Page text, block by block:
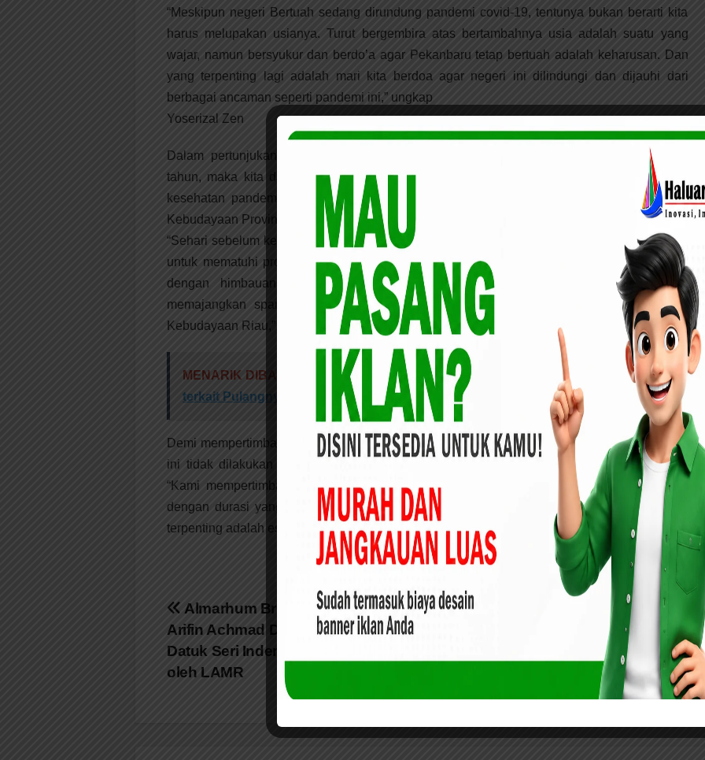
“Meskipun negeri Bertuah sedang dirundung pandemi covid-19, tentunya bukan berarti kita
harus melupakan usianya. Turut bergembira atas bertambahnya usia adalah suatu yang
wajar, namun bersyukur dan berdo’a agar Pekanbaru tetap bertuah adalah keharusan. Dan
yang terpenting lagi adalah mari kita berdoa agar negeri ini dilindungi dan dijauhi dari
berbagai ancaman seperti pandemi ini,” ungkap
Yoserizal Zen
Dalam pertunjukan kesenian dalam rangka memeriahkan HUT Kota Pekanbaru ke-236
tahun, maka kita dari Dinas Kebudayaan Provinsi Riau tentunya tetap mengikuti protokol
kesehatan pandemi Covid-19. Dan para peserta yang merupakan keluarga besar Dinas
Kebudayaan Provinsi Riau ditegaskan untuk menggunakan masker dan menjaga jarak.
“Sehari sebelum kegiatan ini dilaksanakan kami sudah menegaskan kepada keluarga besar
untuk mematuhi protokol kesehatan di masa pandemi Covid-19. Aksi ini juga kami selingi
dengan himbauan kepada masyarakat untuk mematuhi protokol kesehatan dengan
memajangkan spanduk Pesan Wak Sile berbahas Melayu, maskot kebanggaan Dinas
Kebudayaan Riau,” ungkap Yoserizal Zen
MENARIK DIBACA:
Lawan Covid-19, Polda Aceh Perketat Kawasan Perairan
terkait Pulangnya TKI Ilegal jelang Ramadhan
Demi mempertimbangan masa pandemi, sambung Yoserizal Zen juga menjelaskan kegiatan
ini tidak dilakukan dengan durasi yang lama. Hanya berlangsung selama satu jam saja.
“Kami mempertimbangkan masa pandemi ini, maka tidak memungkinkan untuk dilakukan
dengan durasi yang lama. Takut menjadi pusat perkumpulan masyarakat nanntinya. Yang
terpenting adalah esensi dari memperingati hari jadi Pekanbaru,” tutup Yose.(Yusuf)
Navigasi
pos
Tega Seorang ayah di Aceh Tamiang
Setubuhi Anak Kandungnya Hingga
Hamil
Almarhum Brigjen TNI (Purn) H
Arifin Achmad Dianugerahkan Gelar
Datuk Seri Indera Perkasa Negeri
oleh LAMR